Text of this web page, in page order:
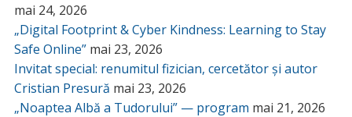
mai 24, 2026
„Digital Footprint & Cyber Kindness: Learning to Stay
Safe Online” mai 23, 2026
Invitat special: renumitul fizician, cercetător și autor
Cristian Presură mai 23, 2026
„Noaptea Albă a Tudorului” — program mai 21, 2026